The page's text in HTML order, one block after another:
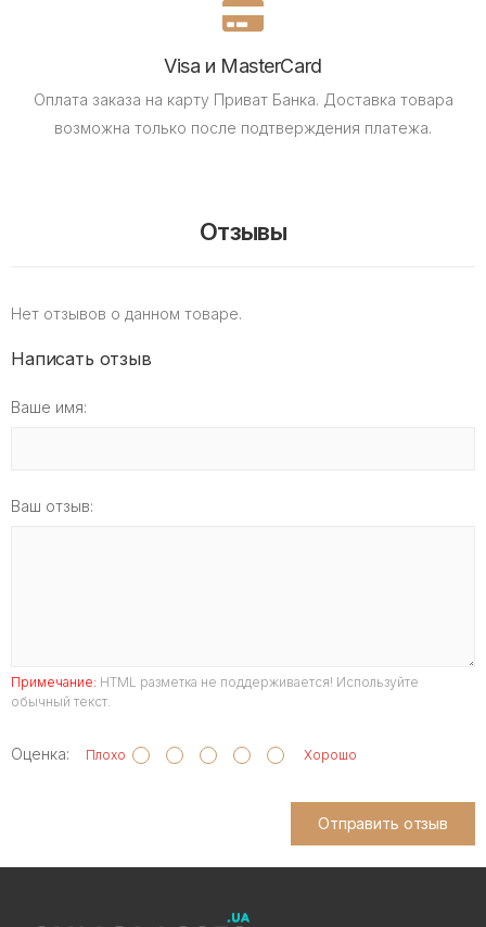
Visa и MasterCard
Оплата заказа на карту Приват Банка. Доставка товара
возможна только после подтверждения платежа.
Отзывы
Нет отзывов о данном товаре.
Написать отзыв
Ваше имя:
Ваш отзыв:
Примечание: HTML разметка не поддерживается! Используйте
обычный текст.
Оценка: Плохо Хорошо
Отправить отзыв